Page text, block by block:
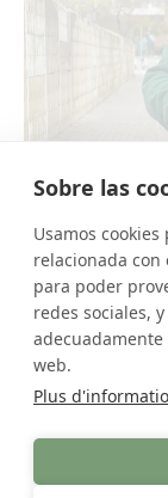
Comment
D'où viennent
Sobre las
Usamos
relacionada con
para poder
redes sociales,
web.
Plus